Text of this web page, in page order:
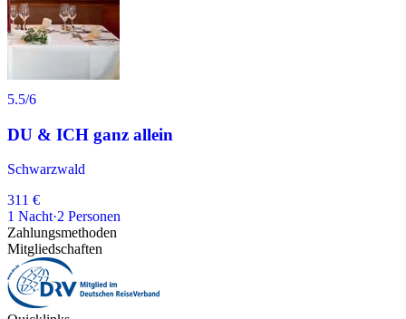
5.5/6
DU & ICH ganz allein
Schwarzwald
311 €
1 Nacht·2 Personen
Zahlungsmethoden
Mitgliedschaften